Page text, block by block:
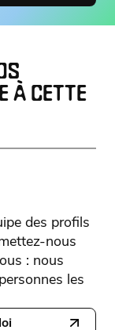
À CETTE
des profils
nous
: nous
les